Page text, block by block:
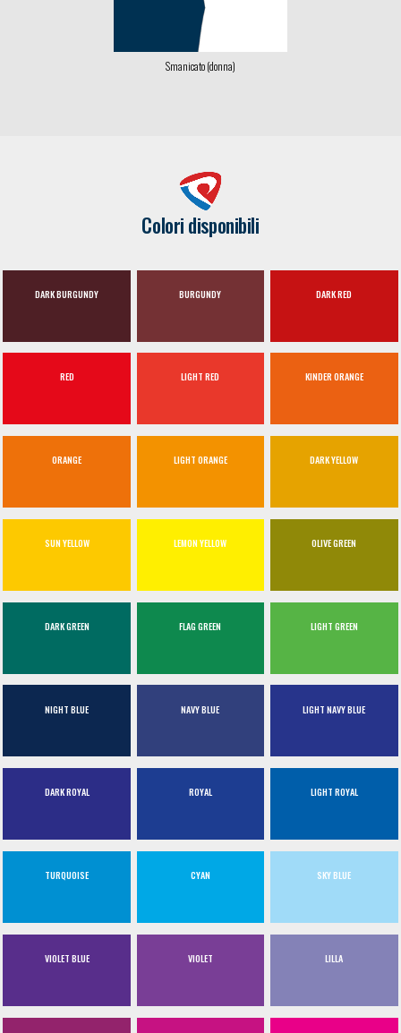
Smanicato (donna)
Colori disponibili
DARK BURGUNDY BURGUNDY DARK RED
RED LIGHT RED KINDER ORANGE
ORANGE LIGHT ORANGE DARK YELLOW
SUN YELLOW LEMON YELLOW OLIVE GREEN
DARK GREEN FLAG GREEN LIGHT GREEN
NIGHT BLUE NAVY BLUE LIGHT NAVY BLUE
DARK ROYAL ROYAL LIGHT ROYAL
TURQUOISE CYAN SKY BLUE
VIOLET BLUE VIOLET LILLA